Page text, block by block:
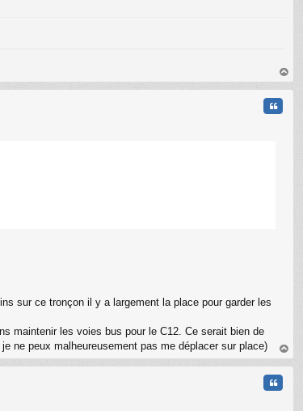
au
sur ce tronçon il y a largement la place pour garder les
maintenir les voies bus pour le C12. Ce serait bien de
ne peux malheureusement pas me déplacer sur place)
au